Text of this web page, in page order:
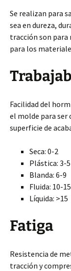
Se realizan para
sea en dureza,
tracción son para
para los
Facilidad del
el molde para ser
superficie de
Seca: 0-2
Plástica: 3-5
Blanda: 6-9
Fluida: 10-15
Líquida: >15
Fatiga
Resistencia de
tracción y